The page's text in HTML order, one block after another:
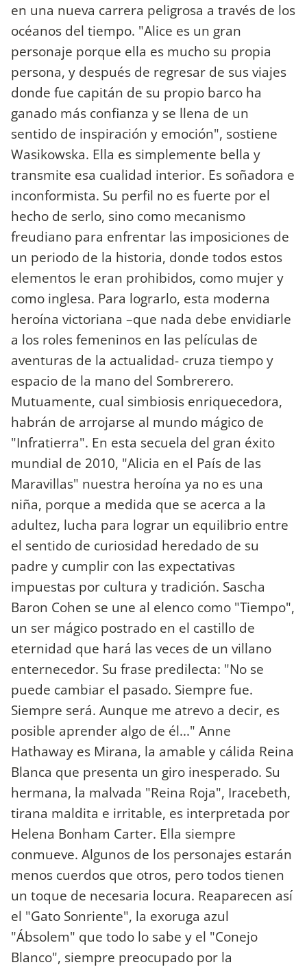
en una nueva carrera peligrosa a través de los
océanos del tiempo. "Alice es un gran
personaje porque ella es mucho su propia
persona, y después de regresar de sus viajes
donde fue capitán de su propio barco ha
ganado más confianza y se llena de un
sentido de inspiración y emoción", sostiene
Wasikowska. Ella es simplemente bella y
transmite esa cualidad interior. Es soñadora e
inconformista. Su perfil no es fuerte por el
hecho de serlo, sino como mecanismo
freudiano para enfrentar las imposiciones de
un periodo de la historia, donde todos estos
elementos le eran prohibidos, como mujer y
como inglesa. Para lograrlo, esta moderna
heroína victoriana –que nada debe envidiarle
a los roles femeninos en las películas de
aventuras de la actualidad- cruza tiempo y
espacio de la mano del Sombrerero.
Mutuamente, cual simbiosis enriquecedora,
habrán de arrojarse al mundo mágico de
"Infratierra". En esta secuela del gran éxito
mundial de 2010, "Alicia en el País de las
Maravillas" nuestra heroína ya no es una
niña, porque a medida que se acerca a la
adultez, lucha para lograr un equilibrio entre
el sentido de curiosidad heredado de su
padre y cumplir con las expectativas
impuestas por cultura y tradición. Sascha
Baron Cohen se une al elenco como "Tiempo",
un ser mágico postrado en el castillo de
eternidad que hará las veces de un villano
enternecedor. Su frase predilecta: "No se
puede cambiar el pasado. Siempre fue.
Siempre será. Aunque me atrevo a decir, es
posible aprender algo de él..." Anne
Hathaway es Mirana, la amable y cálida Reina
Blanca que presenta un giro inesperado. Su
hermana, la malvada "Reina Roja", Iracebeth,
tirana maldita e irritable, es interpretada por
Helena Bonham Carter. Ella siempre
conmueve. Algunos de los personajes estarán
menos cuerdos que otros, pero todos tienen
un toque de necesaria locura. Reaparecen así
el "Gato Sonriente", la exoruga azul
"Ábsolem" que todo lo sabe y el "Conejo
Blanco", siempre preocupado por la